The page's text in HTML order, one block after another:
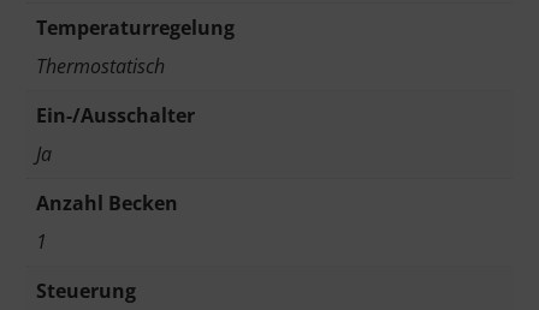
Temperaturregelung
Thermostatisch
Ein-/Ausschalter
Ja
Anzahl Becken
1
Steuerung